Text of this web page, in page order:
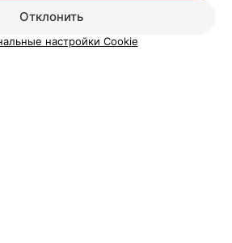
Отклонить
настройки Cookie